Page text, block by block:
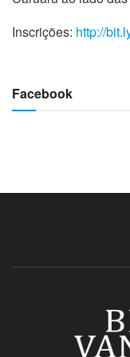
Inscrições: http://
Facebook